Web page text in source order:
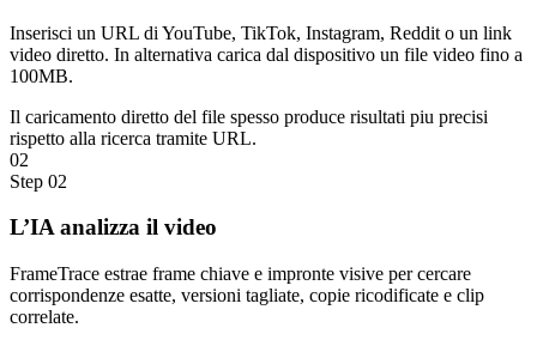
Inserisci un URL di YouTube, TikTok, Instagram, Reddit o un link
video diretto. In alternativa carica dal dispositivo un file video fino a
100MB.
Il caricamento diretto del file spesso produce risultati piu precisi
rispetto alla ricerca tramite URL.
02
Step 02
L’IA analizza il video
FrameTrace estrae frame chiave e impronte visive per cercare
corrispondenze esatte, versioni tagliate, copie ricodificate e clip
correlate.